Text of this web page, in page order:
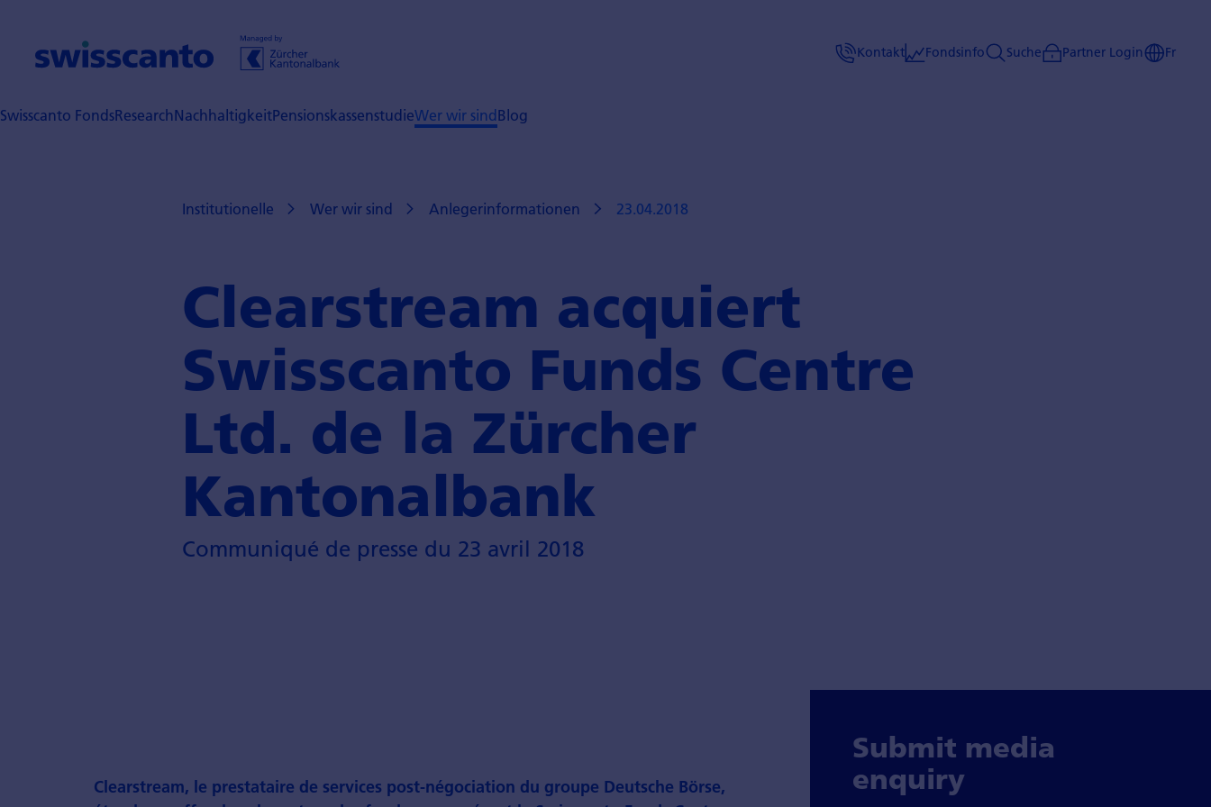
Kontakt Fondsinfo Suche Partner Login Fr
Swisscanto FondsResearchNachhaltigkeitPensionskassenstudieWer wir sindBlog
Institutionelle Wer wir sind Anlegerinformationen 23.04.2018
Clearstream acquiert
Swisscanto Funds Centre
Ltd. de la Zürcher
Kantonalbank
Communiqué de presse du 23 avril 2018
Clearstream, le prestataire de services post-négociation du groupe Deutsche Börse,
Submit media
enquiry